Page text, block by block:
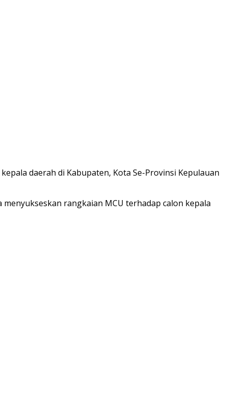
daerah di Kabupaten, Kota Se-Provinsi Kepulauan
rangkaian MCU terhadap calon kepala